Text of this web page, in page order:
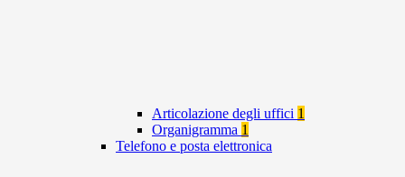
Articolazione degli uffici 1
Organigramma 1
Telefono e posta elettronica